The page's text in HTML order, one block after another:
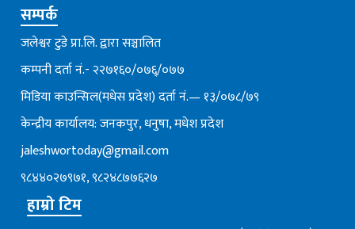
सम्पर्क
जलेश्वर टुडे प्रा.लि. द्वारा सञ्चालित
कम्पनी दर्ता नं.- २२७१६०/०७६्/०७७
मिडिया काउन्सिल(मधेस प्रदेश) दर्ता नं.— १३/०७८/७९
केन्द्रीय कार्यालय: जनकपुर, धनुषा, मधेश प्रदेश
jaleshwortoday@gmail.com
९८४४०२७९७१, ९८२४८७७६२७
हाम्रो टिम